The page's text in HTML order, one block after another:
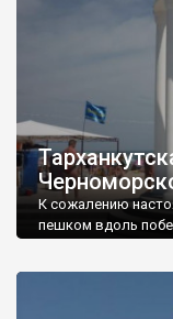
К сожалению
пешком вдоль